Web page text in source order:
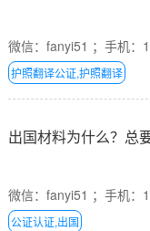
微信：fanyi51 ；手机：
护照翻译公证,护照翻译
出国材料为什么？总
微信：fanyi51 ；手机：
公证认证,出国